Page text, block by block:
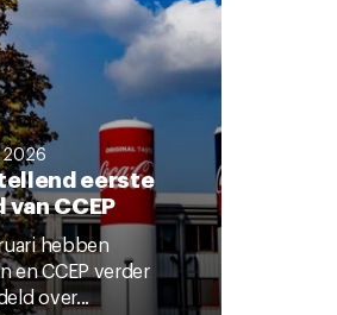
2026
eerste
CCEP
hebben
en CCEP verder
over...